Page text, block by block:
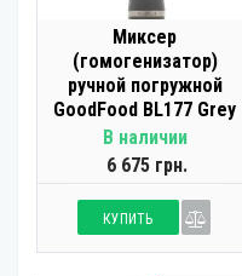
Миксер
(гомогенизатор)
ручной погружной
GoodFood BL177 Grey
В наличии
6 675 грн.
КУПИТЬ